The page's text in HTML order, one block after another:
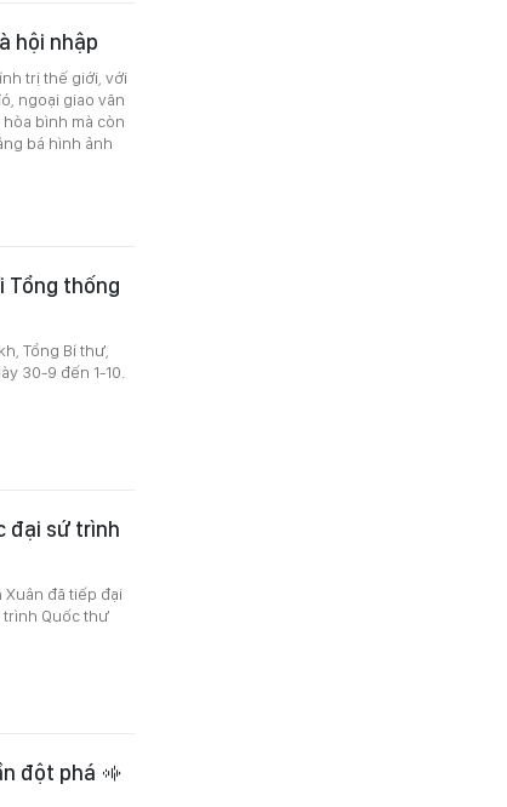
hội nhập
trị thế giới, với
ngoại giao văn
bình mà còn
bá hình ảnh
Tổng thống
Tổng Bí thư,
30-9 đến 1-10.
đại sứ trình
Xuân đã tiếp đại
trình Quốc thư
đột phá